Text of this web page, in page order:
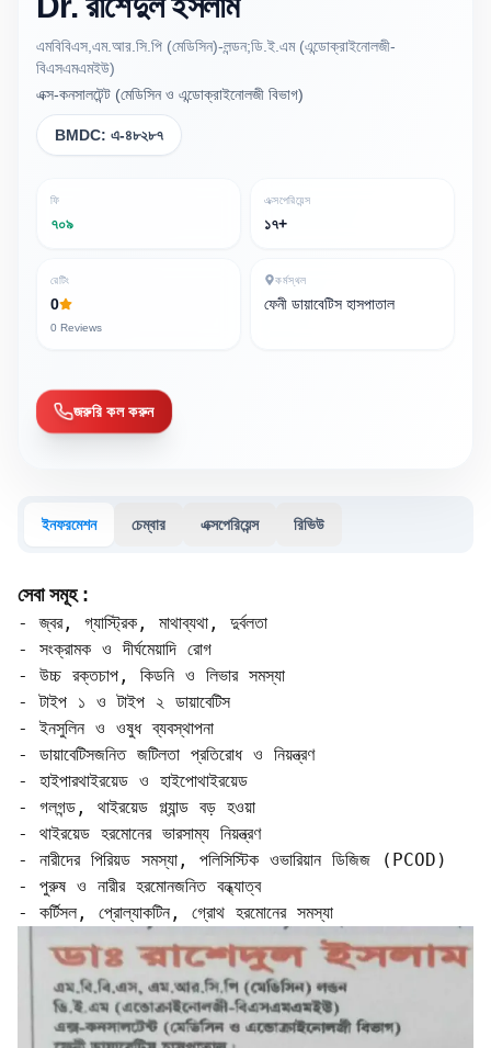
এমবিবিএস,এম.আর.সি.পি (মেডিসিন)-লন্ডন;ডি.ই.এম (এন্ডোক্রাইনোলজী-
বিএসএমএমইউ)
এক্স-কনসালটেন্ট (মেডিসিন ও এন্ডোক্রাইনোলজী বিভাগ)
BMDC: এ-৪৮২৮৭
ফি
৭০৯
এক্সপেরিয়েন্স
১৭+
রেটিং
0
0 Reviews
কর্মস্থল
ফেনী ডায়াবেটিস হাসপাতাল
জরুরি কল করুন
ইনফরমেশন চেম্বার এক্সপেরিয়েন্স রিভিউ
সেবা সমূহ :
- জ্বর, গ্যাস্ট্রিক, মাথাব্যথা, দুর্বলতা
- সংক্রামক ও দীর্ঘমেয়াদি রোগ
- উচ্চ রক্তচাপ, কিডনি ও লিভার সমস্যা
- টাইপ ১ ও টাইপ ২ ডায়াবেটিস
- ইনসুলিন ও ওষুধ ব্যবস্থাপনা
- ডায়াবেটিসজনিত জটিলতা প্রতিরোধ ও নিয়ন্ত্রণ
- হাইপারথাইরয়েড ও হাইপোথাইরয়েড
- গলগন্ড, থাইরয়েড গ্ল্যান্ড বড় হওয়া
- থাইরয়েড হরমোনের ভারসাম্য নিয়ন্ত্রণ
- নারীদের পিরিয়ড সমস্যা, পলিসিস্টিক ওভারিয়ান ডিজিজ (PCOD)
- পুরুষ ও নারীর হরমোনজনিত বন্ধ্যাত্ব
- কর্টিসল, প্রোল্যাকটিন, গ্রোথ হরমোনের সমস্যা